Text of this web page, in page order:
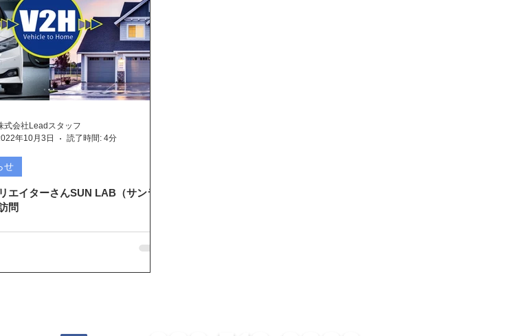
エイターさんSUN LAB（サンラ
問
せ
式会社Leadスタッフ
年10月3日
読了時間: 4分